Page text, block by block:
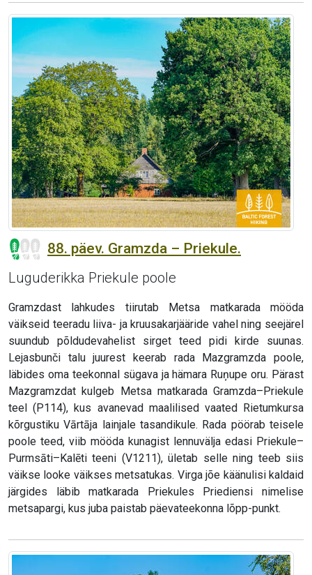
88. päev. Gramzda – Priekule.
Luguderikka Priekule poole
Gramzdast lahkudes tiirutab Metsa matkarada mööda
väikseid teeradu liiva- ja kruusakarjääride vahel ning seejärel
suundub põldudevahelist sirget teed pidi kirde suunas.
Lejasbunči talu juurest keerab rada Mazgramzda poole,
läbides oma teekonnal sügava ja hämara Ruņupe oru. Pärast
Mazgramzdat kulgeb Metsa matkarada Gramzda–Priekule
teel (P114), kus avanevad maalilised vaated Rietumkursa
kõrgustiku Vārtāja lainjale tasandikule. Rada pöörab teisele
poole teed, viib mööda kunagist lennuvälja edasi Priekule–
Purmsāti–Kalēti teeni (V1211), ületab selle ning teeb siis
väikse looke väikses metsatukas. Virga jõe käänulisi kaldaid
järgides läbib matkarada Priekules Priediensi nimelise
metsapargi, kus juba paistab päevateekonna lõpp-punkt.